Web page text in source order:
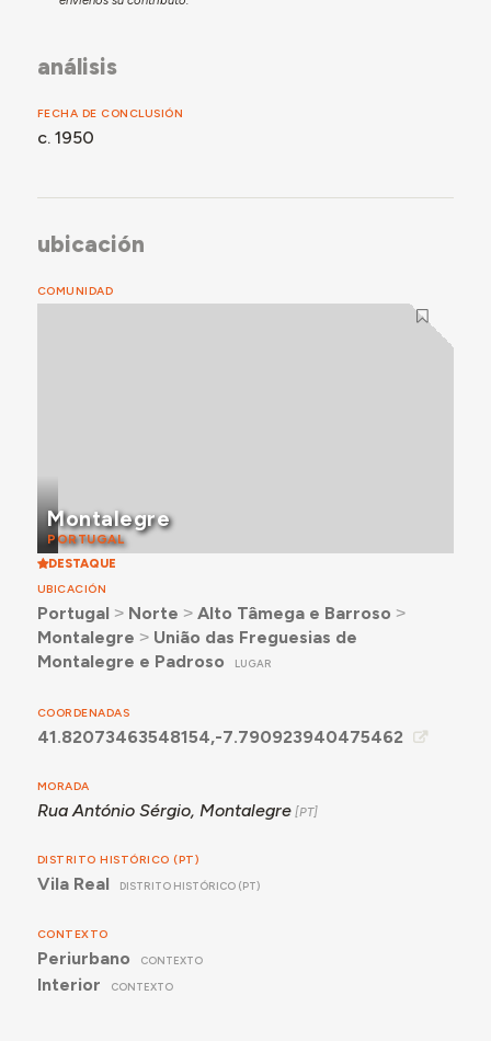
análisis
FECHA DE CONCLUSIÓN
c. 1950
ubicación
COMUNIDAD
Montalegre
PORTUGAL
DESTAQUE
UBICACIÓN
Portugal ˃ Norte ˃ Alto Tâmega e Barroso ˃
Montalegre ˃ União das Freguesias de
Montalegre e Padroso
LUGAR
COORDENADAS
41.82073463548154,-7.790923940475462
MORADA
Rua António Sérgio, Montalegre
DISTRITO HISTÓRICO (PT)
Vila Real DISTRITO HISTÓRICO (PT)
CONTEXTO
Periurbano CONTEXTO
Interior CONTEXTO